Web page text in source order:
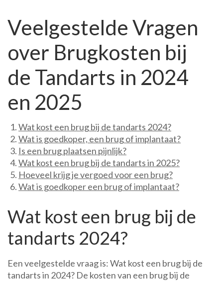
Veelgestelde Vragen
over Brugkosten bij
de Tandarts in 2024
en 2025
Wat kost een brug bij de tandarts 2024?
Wat is goedkoper, een brug of implantaat?
Is een brug plaatsen pijnlijk?
Wat kost een brug bij de tandarts in 2025?
Hoeveel krijg je vergoed voor een brug?
Wat is goedkoper een brug of implantaat?
Wat kost een brug bij de
tandarts 2024?
Een veelgestelde vraag is: Wat kost een brug bij de
tandarts in 2024? De kosten van een brug bij de